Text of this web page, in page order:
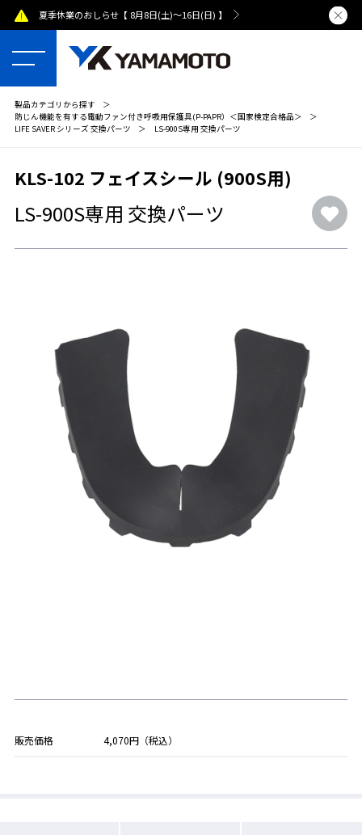
夏季休業のおしらせ【 8月8日(土)～16日(日) 】 熊本県で
製品カテゴリから探す
＞
防じん機能を有する電動ファン付き呼吸用保護具(P-PAPR）＜国家検定合格品＞
＞
LIFE SAVER シリーズ 交換パーツ
＞ LS-900S専用 交換パーツ
KLS-102 フェイスシール (900S用)
LS-900S専用 交換パーツ
販売価格 4,070円（税込）